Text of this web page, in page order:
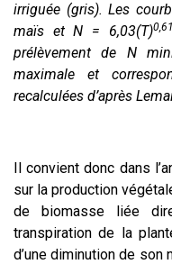
irriguée (gris). Les
maïs et N = 6,03(T)0,61
prélèvement de N
maximale et
recalculées d’après
Il convient donc dans
sur la production
de biomasse liée
transpiration de la
d’une diminution de son